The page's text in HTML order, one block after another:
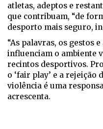
atletas, adeptos e
que contribuam, “de
desporto mais seguro,
“As palavras, os gestos
influenciam o ambiente
recintos desportivos.
o ‘fair play’ e a rejeição
violência é uma
acrescenta.